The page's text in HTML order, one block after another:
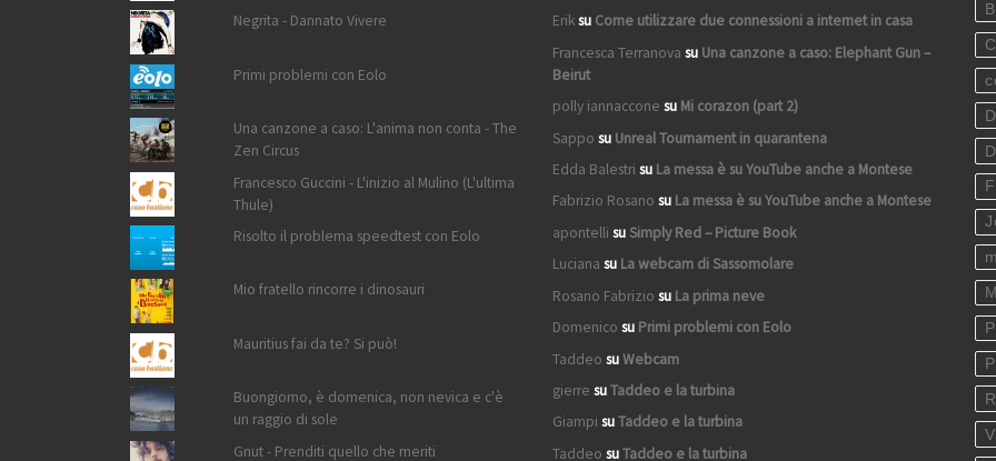
Negrita - Dannato Vivere
Primi problemi con Eolo
Una canzone a caso: L'anima non conta - The
Zen Circus
Francesco Guccini - L'inizio al Mulino (L'ultima
Thule)
Risolto il problema speedtest con Eolo
Mio fratello rincorre i dinosauri
Mauritius fai da te? Si può!
Buongiorno, è domenica, non nevica e c'è
un raggio di sole
Gnut - Prenditi quello che meriti
Eriksu Come utilizzare due connessioni a internet in casa
Francesca Terranova su Una canzone a caso: Elephant Gun –
Beirut
polly iannaccone su Mi corazon (part 2)
Sappo su Unreal Tournament in quarantena
Edda Balestri su La messa è su YouTube anche a Montese
Fabrizio Rosano su La messa è su YouTube anche a Montese
apontelli suSimply Red – Picture Book
Luciana su La webcam di Sassomolare
Rosano Fabrizio su La prima neve
Domenico su Primi problemi con Eolo
Taddeo suWebcam
gierre suTaddeo e la turbina
Giampi suTaddeo e la turbina
Taddeo suTaddeo e la turbina